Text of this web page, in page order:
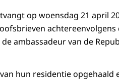
op woensdag 21 april
achtereenvolgens
de ambassadeur van de
hun residentie